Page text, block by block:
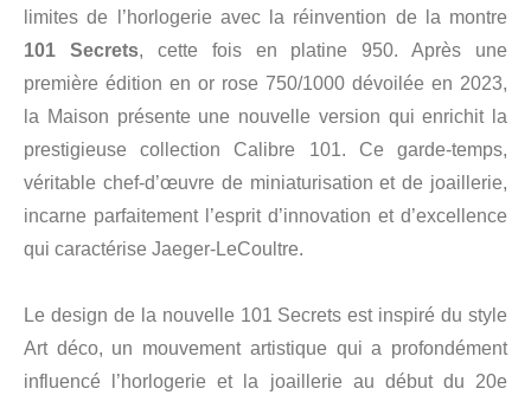
limites de l’horlogerie avec la réinvention de la montre
101 Secrets, cette fois en platine 950. Après une
première édition en or rose 750/1000 dévoilée en 2023,
la Maison présente une nouvelle version qui enrichit la
prestigieuse collection Calibre 101. Ce garde-temps,
véritable chef-d’œuvre de miniaturisation et de joaillerie,
incarne parfaitement l’esprit d’innovation et d’excellence
qui caractérise Jaeger-LeCoultre.
Le design de la nouvelle 101 Secrets est inspiré du style
Art déco, un mouvement artistique qui a profondément
influencé l’horlogerie et la joaillerie au début du 20e